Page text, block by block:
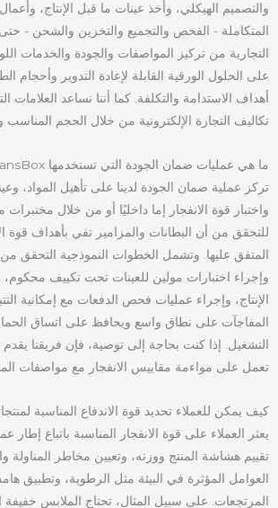
والتصميم الهيكلي، وأخذ عينات ما قبل الإنتاج،
المتكاملة - الفحص والتجميع والتخزين والشحن -
التجارية من تركيز المواصفات والجودة والخدمات
على الحلول الورقية القابلة لإعادة التدوير وأحجام
أهداف الاستدامة والتكلفة. كما أننا نساعد العلامات
تكاليف التجارة الإلكترونية من خلال الحجم المناسب
ما هي عمليات ضمان الجودة التي تستخدمها LansBox لقوة الاندفاع؟
تركز عملية ضمان الجودة لدينا على تأهيل المواد،
واختبار قوة الانفجار إما داخليًا أو من خلال
للتحقق من أن البطانات والمزامير تفي بأهداف قوة
المتفق عليها. وتشمل الخطوات النموذجية التحقق
وإجراء اختبارات مولين للعينات تحت تكييف محكوم،
الإنتاج، وإجراء عمليات فحص الدفعات مع إمكانية
المفاجآت على نطاق واسع ويحافظ على اتساق
التشغيل. إذا كنت بحاجة إلى توصية، فإن فريقنا
تعمل على مواءمة مقاييس الانفجار مع مواصفات
كيف يمكن للعملاء تحديد قوة الاندفاع المناسبة
يعثر العملاء على قوة الانفجار المناسبة باتباع إطار
تقييم هشاشة المنتج ووزنه، وتعيين مخاطر المناولة
العوامل المؤثرة في البيئة مثل الرطوبة، وتطبيق
المرتجعات. على سبيل المثال، تحتاج الملابس خفيفة